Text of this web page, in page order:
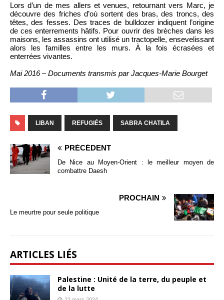
Lors d’un de mes allers et venues, retournant vers Marc, je
découvre des friches d’où sortent des bras, des troncs, des
têtes, des fesses. Des traces de bulldozer indiquent l’origine
de ces enterrements hâtifs. Pour ouvrir des brèches dans les
maisons, les assassins ont utilisé un tractopelle, ensevelissant
alors les familles entre les murs. À la fois écrasées et
enterrées vivantes.
Mai 2016 – Documents transmis par Jacques-Marie Bourget
LIBAN REFUGIÉS SABRA CHATILA
PRÉCÉDENT
De Nice au Moyen-Orient : le meilleur moyen de
combattre Daesh
PROCHAIN
Le meurtre pour seule politique
ARTICLES LIÉS
Palestine : Unité de la terre, du peuple et
de la lutte